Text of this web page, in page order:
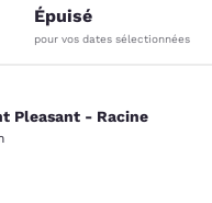
Épuisé
pour vos dates sélectionnées
-
Pleasant - Racine
528 commentaires